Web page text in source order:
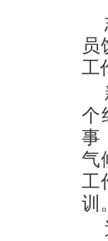
工
个
事
气
工
训